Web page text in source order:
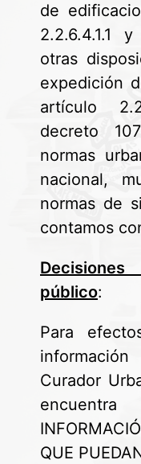
de
2.2.6.4.1.1
otras
expedición
artículo
decreto
normas
nacional,
normas de
contamos
público:
Para
Curador
QUE